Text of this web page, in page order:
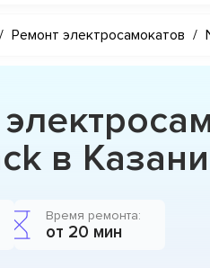
/ Ремонт электросамокатов /
в Казани
Время ремонта:
от 20 мин